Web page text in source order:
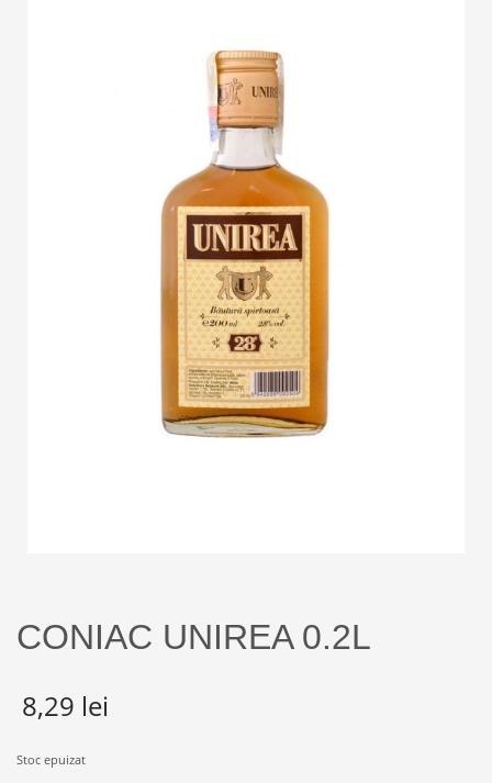
CONIAC UNIREA 0.2L
8,29 lei
Stoc epuizat